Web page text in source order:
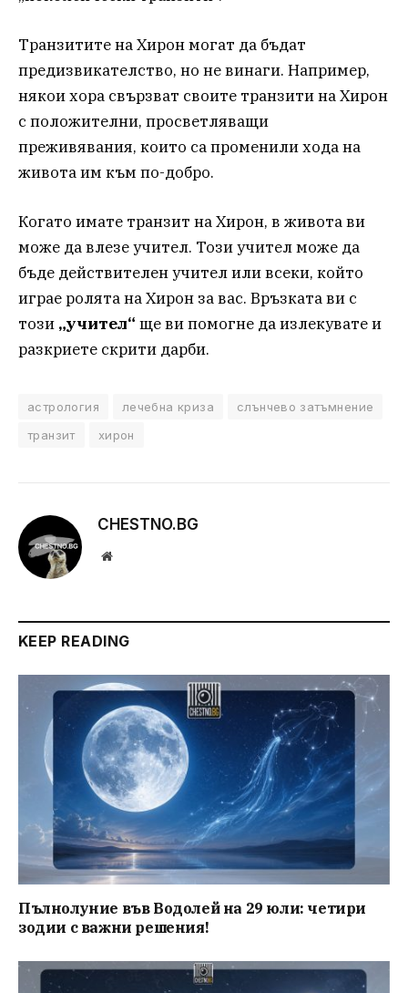
Транзитите на Хирон могат да бъдат
предизвикателство, но не винаги. Например,
някои хора свързват своите транзити на Хирон
с положителни, просветляващи
преживявания, които са променили хода на
живота им към по-добро.
Когато имате транзит на Хирон, в живота ви
може да влезе учител. Този учител може да
бъде действителен учител или всеки, който
играе ролята на Хирон за вас. Връзката ви с
този „учител“ ще ви помогне да излекувате и
разкриете скрити дарби.
астрология лечебна криза
слънчево затъмнение
транзит
хирон
CHESTNO.BG
Website
KEEP READING
Пълнолуние във Водолей на 29 юли: четири
зодии с важни решения!